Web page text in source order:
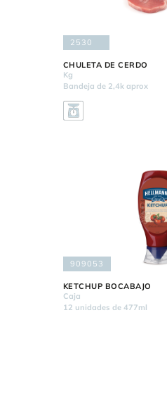
2530
CHULETA DE CERDO
Kg
Bandeja de 2,4k aprox
909053
KETCHUP BOCABAJO
Caja
12 unidades de 477ml